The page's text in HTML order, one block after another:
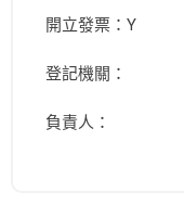
開立發票：Y
登記機關：
負責人：